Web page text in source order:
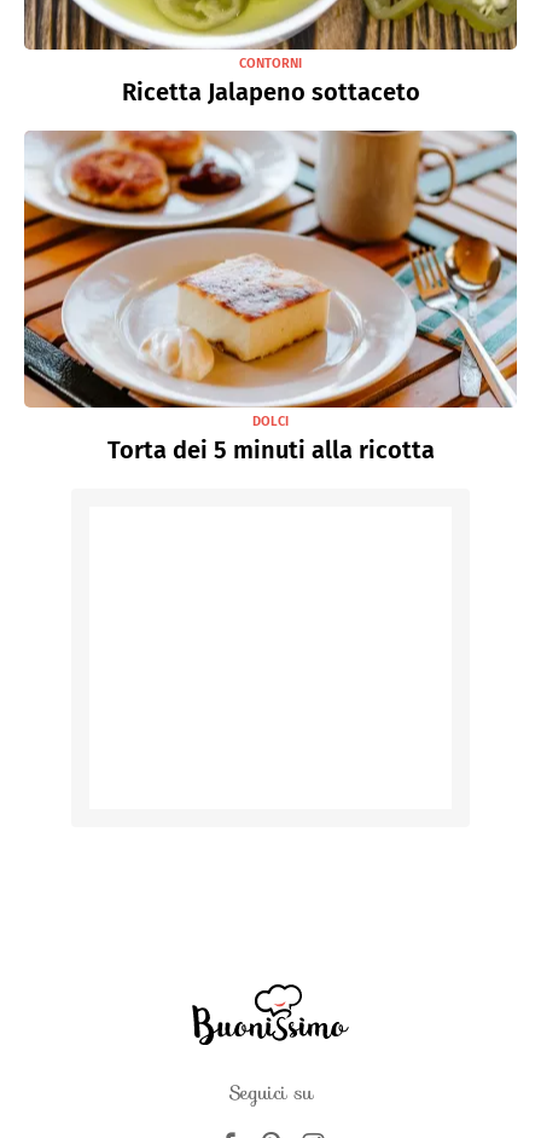
CONTORNI
Ricetta Jalapeno sottaceto
DOLCI
Torta dei 5 minuti alla ricotta
Seguici su